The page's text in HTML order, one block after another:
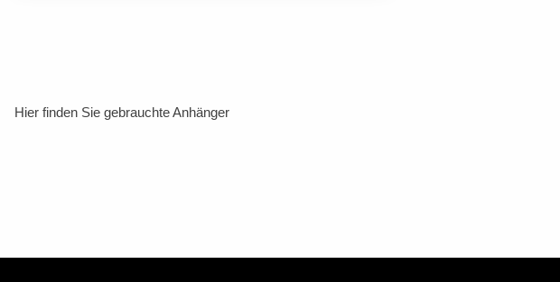
Hier finden Sie gebrauchte Anhänger